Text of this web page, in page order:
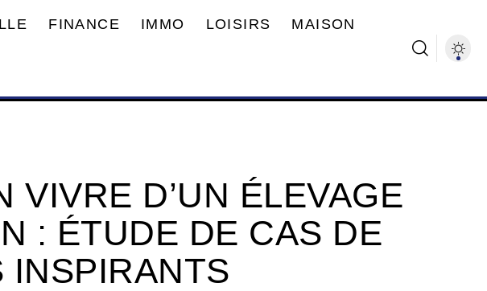
FINANCE IMMO LOISIRS MAISON
VIVRE D’UN ÉLEVAGE
: ÉTUDE DE CAS DE
INSPIRANTS